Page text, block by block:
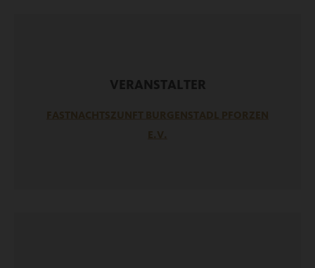
VERANSTALTER
FASTNACHTSZUNFT BURGENSTADL PFORZEN
E.V.